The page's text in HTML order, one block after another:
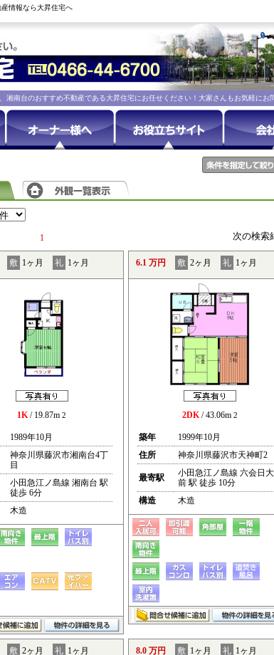
情報なら大昇住宅へ
湘南台のおすすめ不動産である大昇住宅にお任せください！大家さんもお気軽にお
1 次の検
敷 1ヶ月 礼 1ヶ月
1K/ 19.87m 2
1989年10月
神奈川県藤沢市湘南台4丁
目
小田急江ノ島線 湘南台 駅
徒歩 6分
木造
6.1 万円 敷 2ヶ月 礼 1ヶ月
2DK/ 43.06m 2
築年
1999年10月
住所
神奈川県藤沢市天神町2
最寄駅
小田急江ノ島線 六会日大
前 駅 徒歩 10分
構造
木造
敷 2ヶ月 礼 1ヶ月 8.0 万円 敷 1ヶ月 礼 1ヶ月